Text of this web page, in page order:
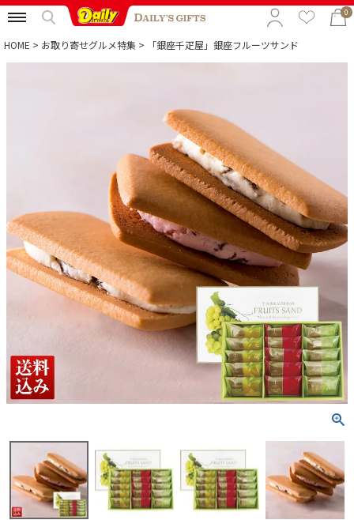
0
贈る相手から選ぶ
HOME お取り寄せグルメ特集 「銀座千疋屋」銀座フルーツサンド